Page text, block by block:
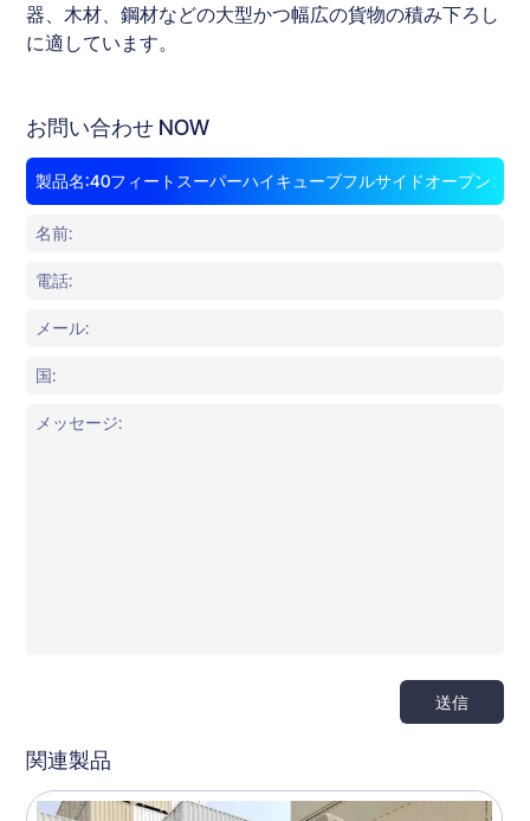
器、木材、鋼材などの大型かつ幅広の貨物の積み下ろし
に適しています。
お問い合わせ NOW
送信
関連製品